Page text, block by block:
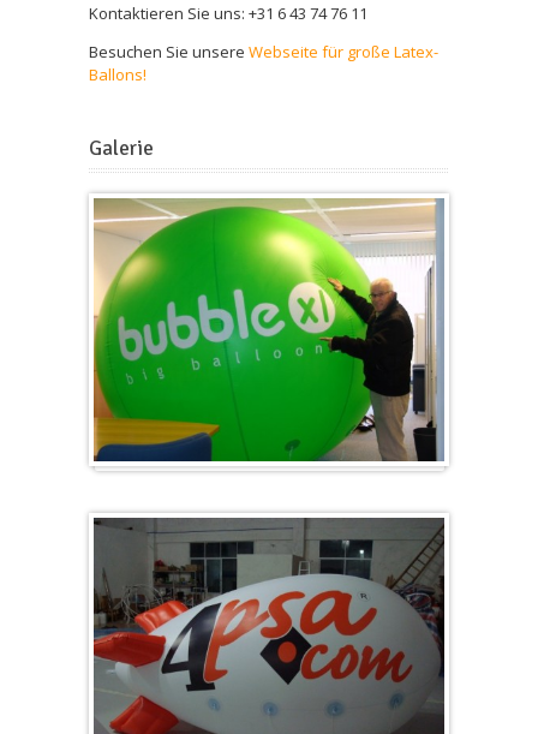
Kontaktieren Sie uns: +31 6 43 74 76 11
Besuchen Sie unsere Webseite für große Latex-
Ballons!
Galerie